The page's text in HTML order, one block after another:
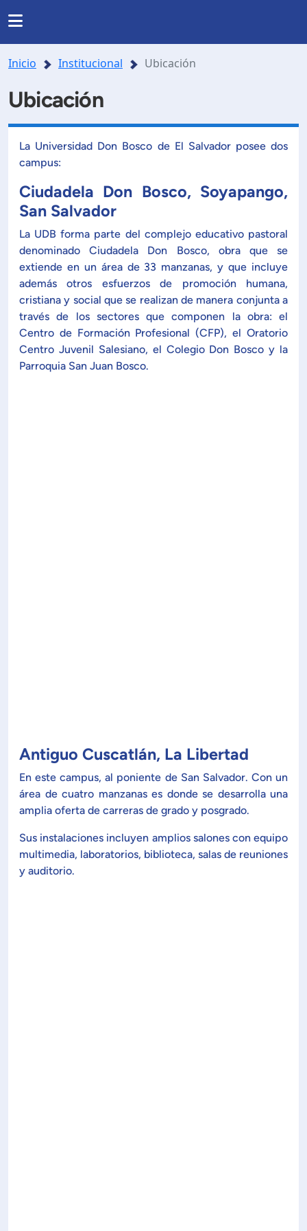
INSTITUCIONAL
Somos UDB
Nuestra historia
Ubicación
Modelo Educativo
Institucional
Capacitación Institucional
Políticas institucionales
Acreditaciones
Boletín de noticias
Y PROGRAMAS
Listado de carreras
Posgrados
Facultades y Escuelas
y Centros Especializados.
estudiantiles
INVESTIGACIÓN
Presentación
formación en investigación
y agenda de investigación
Organización
de investigación
Publicaciones
Inicio Institucional Ubicación
Ubicación
La Universidad Don Bosco de El Salvador posee dos
campus:
Ciudadela Don Bosco, Soyapango,
San Salvador
La UDB forma parte del complejo educativo pastoral
denominado Ciudadela Don Bosco, obra que se
extiende en un área de 33 manzanas, y que incluye
además otros esfuerzos de promoción humana,
cristiana y social que se realizan de manera conjunta a
través de los sectores que componen la obra: el
Centro de Formación Profesional (CFP), el Oratorio
Centro Juvenil Salesiano, el Colegio Don Bosco y la
Parroquia San Juan Bosco.
Antiguo Cuscatlán, La Libertad
En este campus, al poniente de San Salvador. Con un
área de cuatro manzanas es donde se desarrolla una
amplia oferta de carreras de grado y posgrado.
Sus instalaciones incluyen amplios salones con equipo
multimedia, laboratorios, biblioteca, salas de reuniones
y auditorio.